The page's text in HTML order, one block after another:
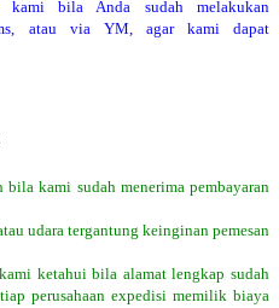
kami bila Anda sudah melakukan
atau via YM, agar kami dapat
kami sudah menerima pembayaran
udara tergantung keinginan pemesan
ketahui bila alamat lengkap sudah
perusahaan expedisi memilik biaya